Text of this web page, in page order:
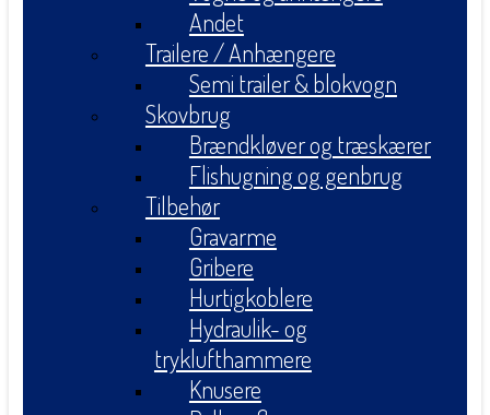
Andet
Trailere / Anhængere
Semi trailer & blokvogn
Skovbrug
Brændkløver og træskærer
Flishugning og genbrug
Tilbehør
Gravarme
Gribere
Hurtigkoblere
Hydraulik- og
tryklufthammere
Knusere